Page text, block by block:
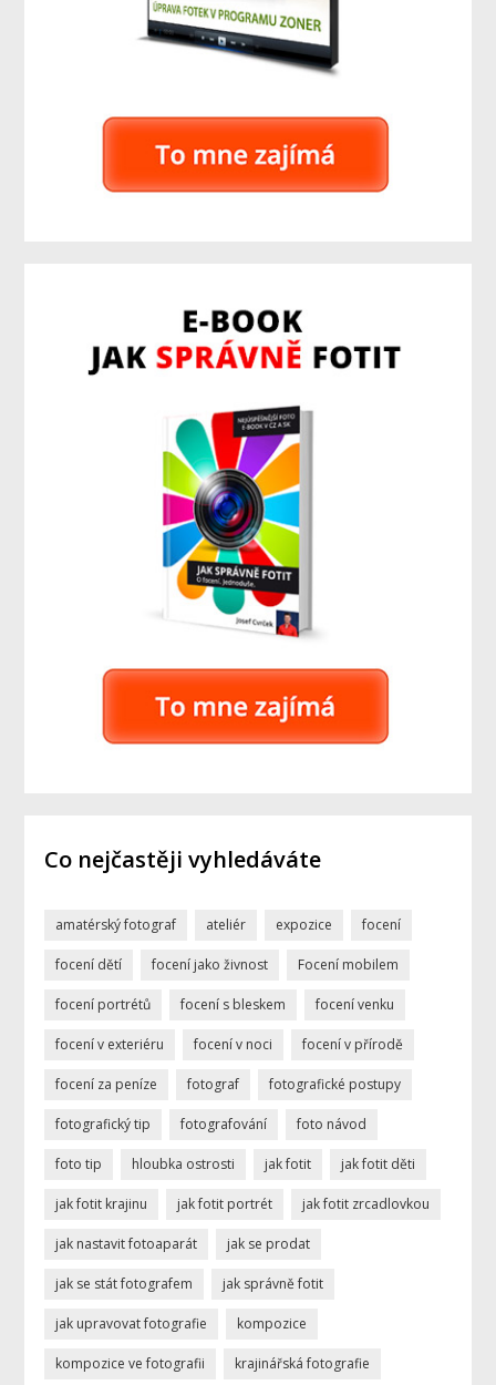
Co nejčastěji vyhledáváte
amatérský fotograf ateliér expozice focení
focení dětí focení jako živnost Focení mobilem
focení portrétů focení s bleskem focení venku
focení v exteriéru focení v noci focení v přírodě
focení za peníze fotograf fotografické postupy
fotografický tip fotografování foto návod
foto tip hloubka ostrosti jak fotit jak fotit děti
jak fotit krajinu jak fotit portrét jak fotit zrcadlovkou
jak nastavit fotoaparát jak se prodat
jak se stát fotografem jak správně fotit
jak upravovat fotografie kompozice
kompozice ve fotografii krajinářská fotografie